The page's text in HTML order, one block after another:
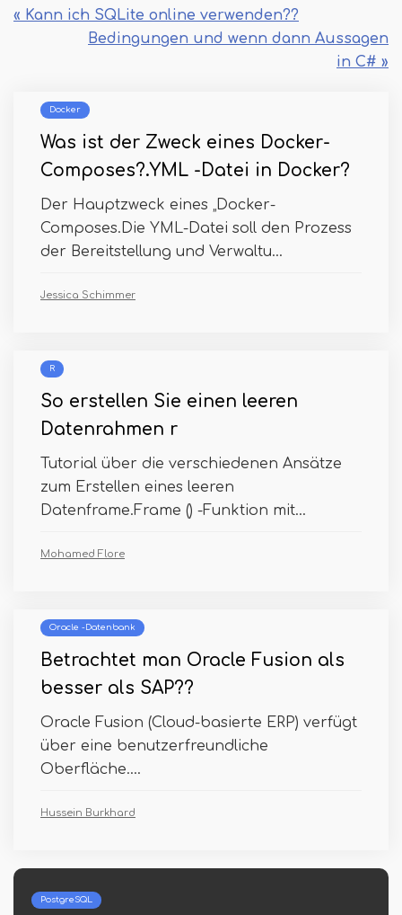
« Kann ich SQLite online verwenden??
Bedingungen und wenn dann Aussagen
in C# »
Docker
Was ist der Zweck eines Docker-
Composes?.YML -Datei in Docker?
Der Hauptzweck eines „Docker-
Composes.Die YML-Datei soll den Prozess
der Bereitstellung und Verwaltu...
Jessica Schimmer
R
So erstellen Sie einen leeren
Datenrahmen r
Tutorial über die verschiedenen Ansätze
zum Erstellen eines leeren
Datenframe.Frame () -Funktion mit...
Mohamed Flore
Oracle -Datenbank
Betrachtet man Oracle Fusion als
besser als SAP??
Oracle Fusion (Cloud-basierte ERP) verfügt
über eine benutzerfreundliche
Oberfläche....
Hussein Burkhard
Python